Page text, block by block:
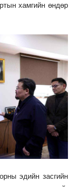
хамгийн өндөр
эдийн засгийн